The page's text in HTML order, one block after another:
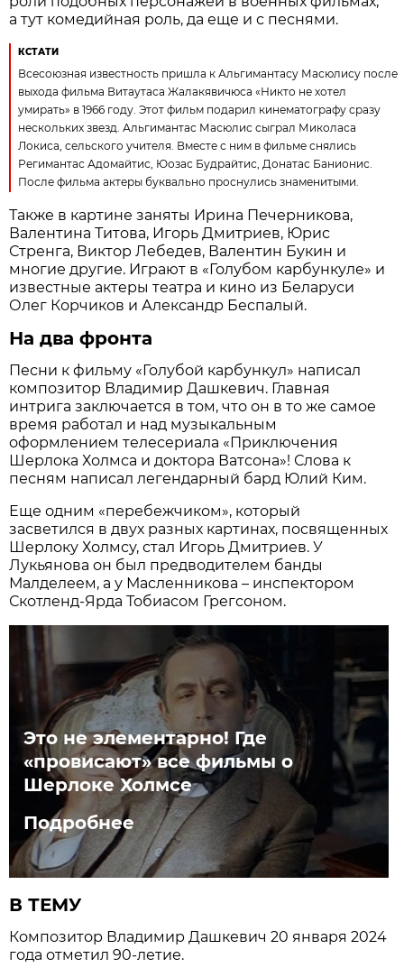
а тут комедийная роль, да еще и с песнями.
КСТАТИ
Всесоюзная известность пришла к Альгимантасу Масюлису после
выхода фильма Витаутаса Жалакявичюса «Никто не хотел
умирать» в 1966 году. Этот фильм подарил кинематографу сразу
нескольких звезд. Альгимантас Масюлис сыграл Миколаса
Локиса, сельского учителя. Вместе с ним в фильме снялись
Регимантас Адомайтис, Юозас Будрайтис, Донатас Банионис.
После фильма актеры буквально проснулись знаменитыми.
Также в картине заняты Ирина Печерникова,
Валентина Титова, Игорь Дмитриев, Юрис
Стренга, Виктор Лебедев, Валентин Букин и
многие другие. Играют в «Голубом карбункуле» и
известные актеры театра и кино из Беларуси
Олег Корчиков и Александр Беспалый.
На два фронта
Песни к фильму «Голубой карбункул» написал
композитор Владимир Дашкевич. Главная
интрига заключается в том, что он в то же самое
время работал и над музыкальным
оформлением телесериала «Приключения
Шерлока Холмса и доктора Ватсона»! Слова к
песням написал легендарный бард Юлий Ким.
Еще одним «перебежчиком», который
засветился в двух разных картинах, посвященных
Шерлоку Холмсу, стал Игорь Дмитриев. У
Лукьянова он был предводителем банды
Малделеем, а у Масленникова – инспектором
Скотленд-Ярда Тобиасом Грегсоном.
Это не элементарно! Где
«провисают» все фильмы о
Шерлоке Холмсе
Подробнее
В ТЕМУ
Композитор Владимир Дашкевич 20 января 2024
года отметил 90-летие.